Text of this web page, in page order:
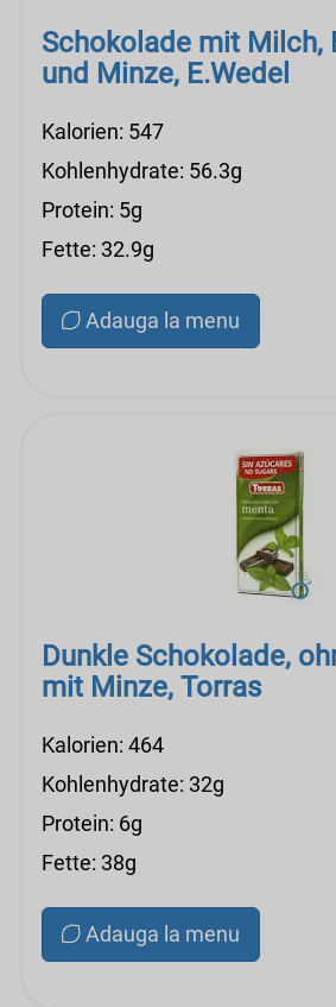
Schokolade mit Milch,
und Minze, E.Wedel
Kalorien: 547
Kohlenhydrate: 56.3g
Protein: 5g
Fette: 32.9g
Adauga la menu
Dunkle Schokolade,
mit Minze, Torras
Kalorien: 464
Kohlenhydrate: 32g
Protein: 6g
Fette: 38g
Adauga la menu